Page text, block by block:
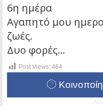
6η ημέρα
Αγαπητό μου
ζωές.
Δυο φορές…
Post Views: 464